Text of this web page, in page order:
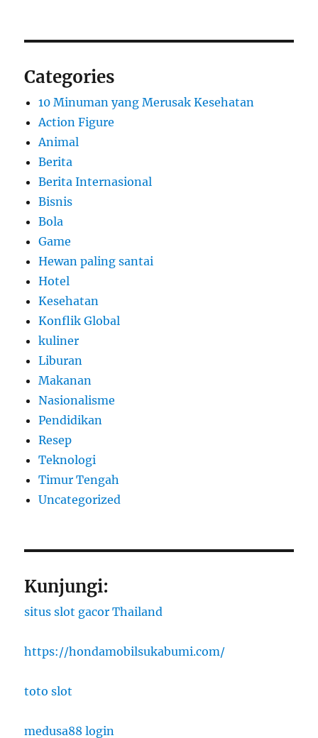
Categories
10 Minuman yang Merusak Kesehatan
Action Figure
Animal
Berita
Berita Internasional
Bisnis
Bola
Game
Hewan paling santai
Hotel
Kesehatan
Konflik Global
kuliner
Liburan
Makanan
Nasionalisme
Pendidikan
Resep
Teknologi
Timur Tengah
Uncategorized
Kunjungi:
situs slot gacor Thailand
https://hondamobilsukabumi.com/
toto slot
medusa88 login